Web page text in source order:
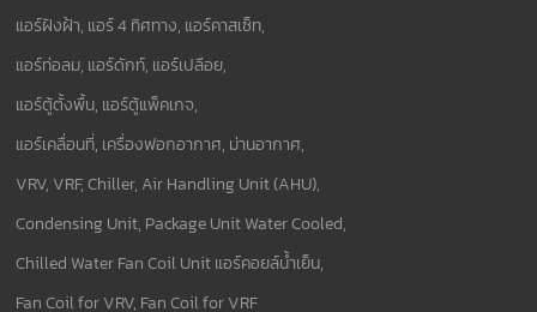
แอร์ฝังฝ้า, แอร์ 4 ทิศทาง, แอร์คาสเซ็ท,
แอร์ท่อลม, แอร์ดักท์, แอร์เปลือย,
แอร์ตู้ตั้งพื้น, แอร์ตู้แพ็คเกจ,
แอร์เคลื่อนที่, เครื่องฟอกอากาศ, ม่านอากาศ,
VRV, VRF, Chiller, Air Handling Unit (AHU),
Condensing Unit, Package Unit Water Cooled,
Chilled Water Fan Coil Unit แอร์คอยล์น้ำเย็น,
Fan Coil for VRV, Fan Coil for VRF